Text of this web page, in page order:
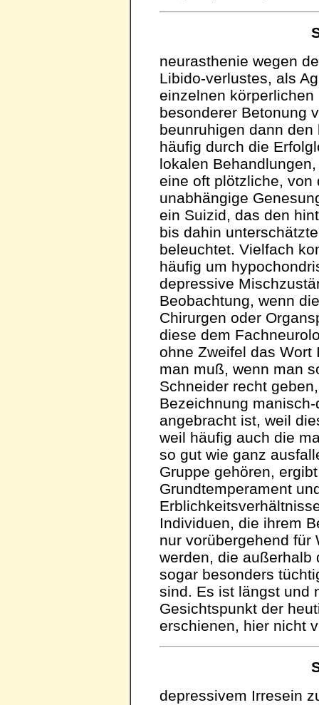
neurasthenie wegen
Libido-verlustes, als
einzelnen
besonderer Betonung
beunruhigen dann
häufig durch die
lokalen
eine oft plötzliche, von
unabhängige
ein Suizid, das den
bis dahin
beleuchtet. Vielfach
häufig um
depressive
Beobachtung, wenn
Chirurgen oder
diese dem
ohne Zweifel das Wort
man muß, wenn man
Schneider recht
Bezeichnung
angebracht ist, weil
weil häufig auch die
so gut wie ganz
Gruppe gehören,
Grundtemperament
Individuen, die ihrem
nur vorübergehend für
werden, die außerhalb
sogar besonders
sind. Es ist längst und
Gesichtspunkt der
erschienen, hier nicht
depressivem Irresein